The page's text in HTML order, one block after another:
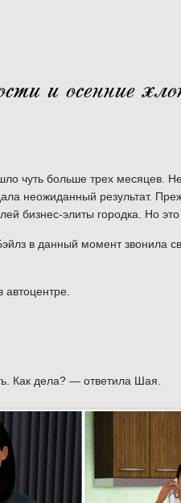
и осенние
чуть больше трех месяцев.
неожиданный результат.
бизнес-элиты городка. Но
в данный момент звонила
Как дела? — ответила Шая.